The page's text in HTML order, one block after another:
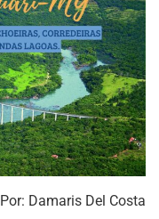
Por: Damaris Del Costa